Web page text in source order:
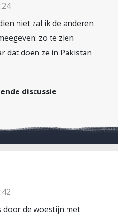
niet zal ik de anderen
zo te zien
dat doen ze in Pakistan
discussie
de woestijn met